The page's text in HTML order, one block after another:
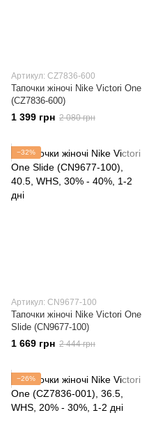
Артикул: CZ7836-600
Тапочки жіночі Nike Victori One
(CZ7836-600)
1 399 грн 2 080 грн
−32%
Артикул: CN9677-100
Тапочки жіночі Nike Victori One
Slide (CN9677-100)
1 669 грн 2 444 грн
−26%